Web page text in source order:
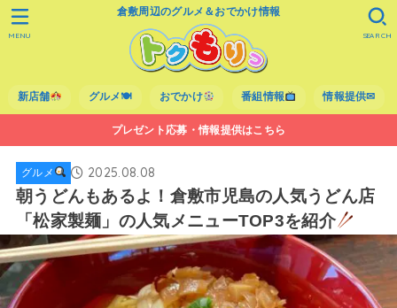
倉敷周辺のグルメ＆おでかけ情報
新店舗 グルメ🍽 おでかけ 番組情報 情報提供✉
SEARCH
MENU
プレゼント応募・情報提供はこちら
グルメ 2025.08.08
朝うどんもあるよ！倉敷市児島の人気うどん店
「松家製麺」の人気メニューTOP3を紹介